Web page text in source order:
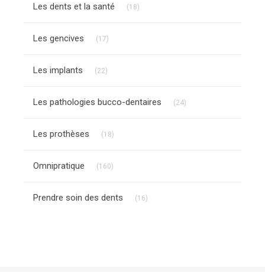
Les dents et la santé (18)
Les gencives (17)
Les implants (22)
Les pathologies bucco-dentaires (24)
Les prothèses (18)
Omnipratique (160)
Prendre soin des dents (16)